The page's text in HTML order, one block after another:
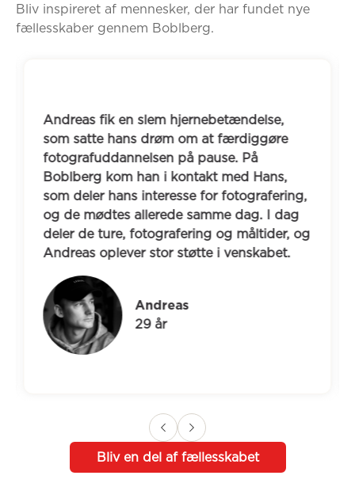
Bliv inspireret af mennesker, der har fundet nye
fællesskaber gennem Boblberg.
Andreas fik en slem hjernebetændelse,
som satte hans drøm om at færdiggøre
fotografuddannelsen på pause. På
Boblberg kom han i kontakt med Hans,
som deler hans interesse for fotografering,
og de mødtes allerede samme dag. I dag
deler de ture, fotografering og måltider, og
Andreas oplever stor støtte i venskabet.
Andreas
29 år
Bliv en del af fællesskabet